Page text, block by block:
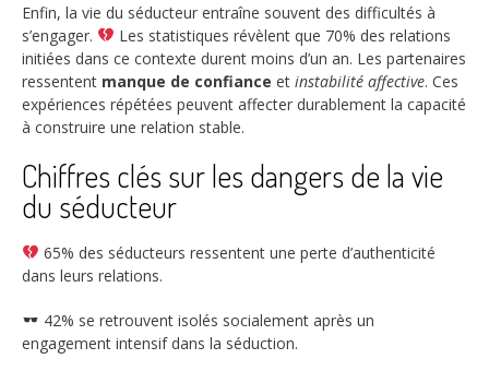
Enfin, la vie du séducteur entraîne souvent des difficultés à
s’engager.
Les statistiques révèlent que 70% des relations
initiées dans ce contexte durent moins d’un an. Les partenaires
ressentent manque de confiance et instabilité affective. Ces
expériences répétées peuvent affecter durablement la capacité
à construire une relation stable.
Chiffres clés sur les dangers de la vie
du séducteur
65% des séducteurs ressentent une perte d’authenticité
dans leurs relations.
42% se retrouvent isolés socialement après un
engagement intensif dans la séduction.